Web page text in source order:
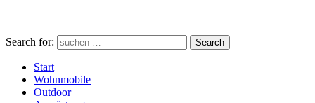
Search for: Search
Start
Wohnmobile
Outdoor